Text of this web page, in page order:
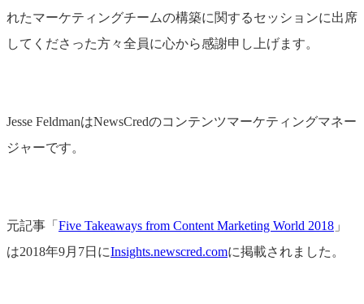
れたマーケティングチームの構築に関するセッションに出席
してくださった方々全員に心から感謝申し上げます。
Jesse FeldmanはNewsCredのコンテンツマーケティングマネー
ジャーです。
元記事「 Five Takeaways from Content Marketing World 2018 」
は2018年9月7日にInsights.newscred.comに掲載されました。